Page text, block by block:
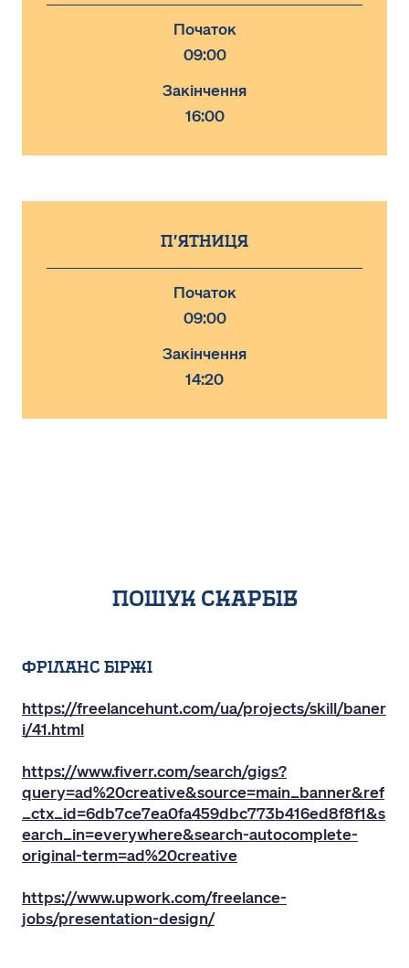
Початок
09:00
Закінчення
16:00
П'ятниця
Початок
09:00
Закінчення
14:20
пошук скарбів
фріланс біржі
https://freelancehunt.com/ua/projects/skill/baner
i/41.html
https://www.fiverr.com/search/gigs?
query=ad%20creative&source=main_banner&ref
_ctx_id=6db7ce7ea0fa459dbc773b416ed8f8f1&s
earch_in=everywhere&search-autocomplete-
original-term=ad%20creative
https://www.upwork.com/freelance-
jobs/presentation-design/